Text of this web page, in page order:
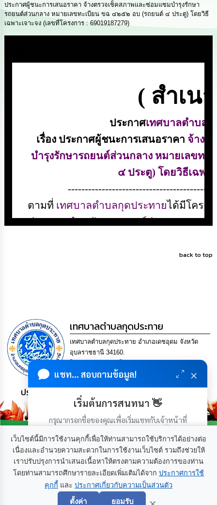
นโยบาย
No
Gift
Policy
การ
มาตรการ
เสริม
คุณธรรม
ร้อง
เรียน
กิจการ
สภา
ท้อง
ถิ่น
ของ
เรา
การ
จัดการ
ความ
รู้
ข้อมูล
ประกาศผู้ชนะการเสนอราคา จ้างตรวจเช็คสภาพและซ่อมแซมบำรุงรักษา
รถยนต์ส่วนกลาง หมายเลขทะเบียน ขฉ ๔๒๕๒ อบ (รถยนต์ ๔ ประตู) โดยวิธี
เฉพาะเจาะจง (เลขที่โครงการ : 69019187279)
back to top
แชท... สอบถามข้อมูล! ×
เริ่มต้นการสนทนา 👋
กรุณากรอกชื่อของคุณเพื่อเริ่มแชทกับเจ้าหน้าที่
เริ่มแชท
เทศบาลตำบลกุดประทาย
เทศบาลตำบลกุดประทาย อำเภอเดชอุดม จังหวัด
อุบลราชธานี 34160.
saraban@kudprathay.go.th
ประชาชน มีภูมิคุ้มกัน พึ่งพาตนเอง พอเพียง เป็นสุข
เกี่ยวกับเรา ติดต่อเรา
เว็บไซต์นี้มีการใช้งานคุกกี้เพื่อให้ท่านสามารถใช้บริการได้อย่างต่อ
เนื่องและอำนวยความสะดวกในการใช้งานเว็บไซต์ รวมถึงช่วยให้
เราปรับปรุงการนำเสนอเนื้อหาให้ตรงตามความต้องการของท่าน
โดยท่านสามารถศึกษารายละเอียดเพิ่มเติมได้จาก ประกาศการใช้
คุกกี้ และ ประกาศเกี่ยวกับความเป็นส่วนตัว
ตั้งค่า ยอมรับ